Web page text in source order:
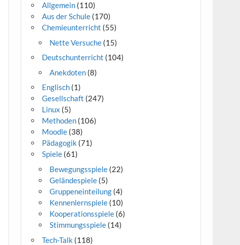
Allgemein (110)
Aus der Schule (170)
Chemieunterricht (55)
Nette Versuche (15)
Deutschunterricht (104)
Anekdoten (8)
Englisch (1)
Gesellschaft (247)
Linux (5)
Methoden (106)
Moodle (38)
Pädagogik (71)
Spiele (61)
Bewegungsspiele (22)
Geländespiele (5)
Gruppeneinteilung (4)
Kennenlernspiele (10)
Kooperationsspiele (6)
Stimmungsspiele (14)
Tech-Talk (118)